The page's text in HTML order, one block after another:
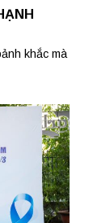
khắc mà